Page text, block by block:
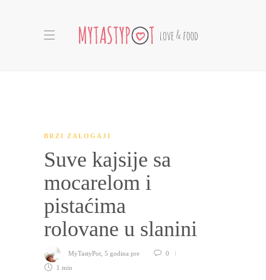
BRZI ZALOGAJI
Suve kajsije sa
mocarelom i
pistaćima
rolovane u slanini
MyTastyPot 5 godina pre 0
1 min